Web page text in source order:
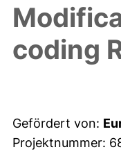
coding
Gefördert von:
Projektnummer: